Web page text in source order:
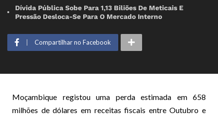
Dívida Pública Sobe Para 1,13 Biliões De Meticais E
Pressão Desloca-Se Para O Mercado Interno
Compartilhar no Facebook
Moçambique registou uma perda estimada em 658
milhões de dólares em receitas fiscais entre Outubro e